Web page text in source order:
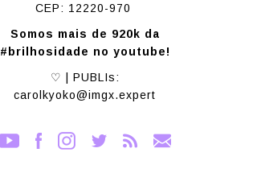
CEP: 12220-970
Somos mais de 920k da
#brilhosidade no youtube!
♡ | PUBLIs:
carolkyoko@imgx.expert